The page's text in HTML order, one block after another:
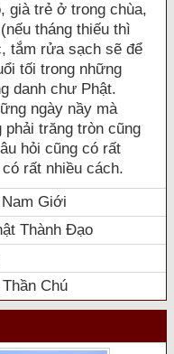
già trẻ ở trong chùa,
tháng thiếu thì
tắm rửa sạch sẽ để
tối trong những
danh chư Phật.
ngày nầy mà
phải trăng tròn cũng
hỏi cũng có rất
rất nhiều cách.
Giới
Thành Đạo
Chú